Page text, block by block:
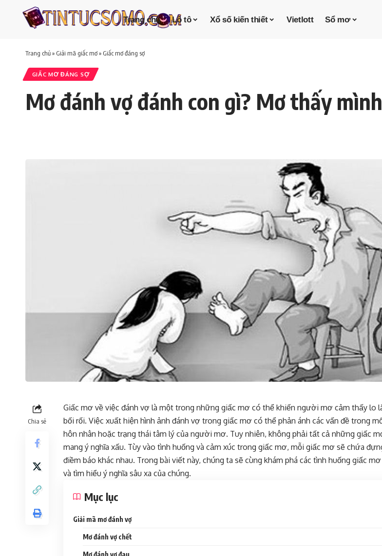
Trang chủ Lô tô Xổ số kiến thiết Vietlott Sổ mơ
Trang chủ» Giải mã giấc mơ» Giấc mơ đáng sợ
GIẤC MƠ ĐÁNG SỢ
Mơ đánh vợ đánh con gì? Mơ thấy
Chia sẻ
Giấc mơ về việc đánh vợ là một trong những giấc mơ có thể khiến người mơ cảm thấy lo
bối rối. Việc xuất hiện hình ảnh đánh vợ trong giấc mơ có thể phản ánh các vấn đề trong
hôn nhân hoặc trạng thái tâm lý của người mơ. Tuy nhiên, không phải tất cả những giấc
mang ý nghĩa xấu. Tùy vào tình huống và cảm xúc trong giấc mơ, mỗi giấc mơ sẽ chứa
điềm báo khác nhau. Trong bài viết này, chúng ta sẽ cùng khám phá các tình huống giấc
và tìm hiểu ý nghĩa sâu xa của chúng.
Mục lục
Giải mã mơ đánh vợ
Mơ đánh vợ chết